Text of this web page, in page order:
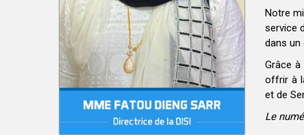
Notre
service
dans un
Grâce à
offrir à
et de
Le